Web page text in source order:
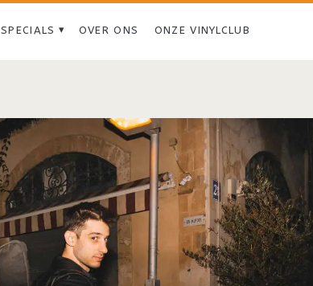
SPECIALS OVER ONS ONZE VINYLCLUB